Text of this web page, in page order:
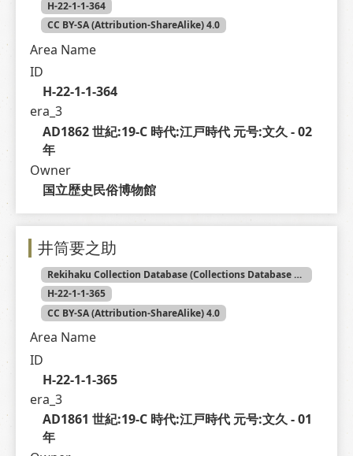
H-22-1-1-364
CC BY-SA (Attribution-ShareAlike) 4.0
Area Name
ID
H-22-1-1-364
era_3
AD1862 世紀:19-C 時代:江戸時代 元号:文久 - 02
年
Owner
国立歴史民俗博物館
井筒要之助
Rekihaku Collection Database (Collections Database of the National Museum of Japanese History)
H-22-1-1-365
CC BY-SA (Attribution-ShareAlike) 4.0
Area Name
ID
H-22-1-1-365
era_3
AD1861 世紀:19-C 時代:江戸時代 元号:文久 - 01
年